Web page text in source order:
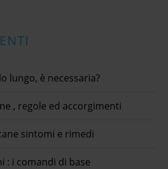
lungo, è necessaria?
, regole ed accorgimenti
sintomi e rimedi
: i comandi di base